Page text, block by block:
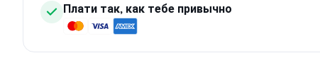
Плати так, как тебе привычно